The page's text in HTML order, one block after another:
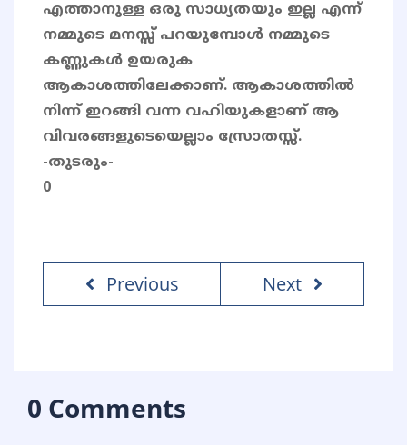
എത്താനുള്ള ഒരു സാധ്യതയും ഇല്ല എന്ന്
നമ്മുടെ മനസ്സ് പറയുമ്പോൾ നമ്മുടെ
കണ്ണുകൾ ഉയരുക
ആകാശത്തിലേക്കാണ്. ആകാശത്തിൽ
നിന്ന് ഇറങ്ങി വന്ന വഹിയുകളാണ് ആ
വിവരങ്ങളുടെയെല്ലാം സ്രോതസ്സ്.
-തുടരും-
0
Previous Next
0 Comments